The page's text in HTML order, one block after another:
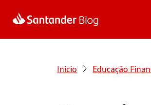
Início Educação